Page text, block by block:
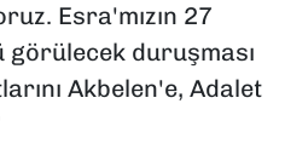
Esra'mızın 27
duruşması
Akbelen'e, Adalet